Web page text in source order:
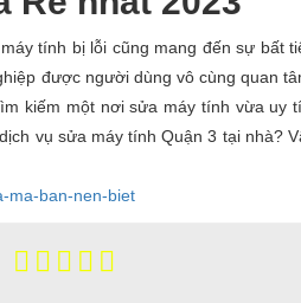
tính bị lỗi cũng mang đến sự bất
được người dùng vô cùng quan
kiếm một nơi sửa máy tính vừa uy
vụ sửa máy tính Quận 3 tại nhà?
ma-ban-nen-biet